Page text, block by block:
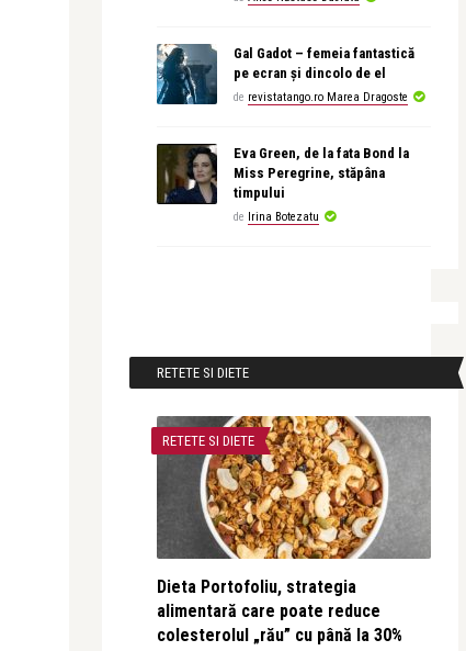
Gal Gadot – femeia fantastică
pe ecran și dincolo de el
de revistatango.ro Marea Dragoste
Eva Green, de la fata Bond la
Miss Peregrine, stăpâna
timpului
de Irina Botezatu
RETETE SI DIETE
RETETE SI DIETE
Dieta Portofoliu, strategia
alimentară care poate reduce
colesterolul „rău” cu până la 30%